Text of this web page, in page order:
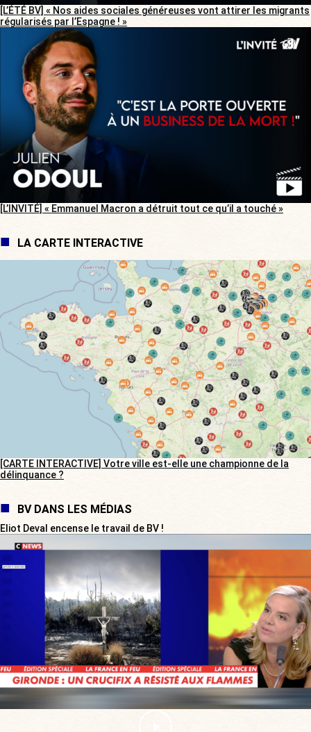
[L’ÉTÉ BV] « Nos aides sociales généreuses vont attirer les migrants
régularisés par l’Espagne ! »
[L’INVITÉ] « Emmanuel Macron a détruit tout ce qu’il a touché »
LA CARTE INTERACTIVE
[CARTE INTERACTIVE] Votre ville est-elle une championne de la
délinquance ?
BV DANS LES MÉDIAS
Eliot Deval encense le travail de BV !